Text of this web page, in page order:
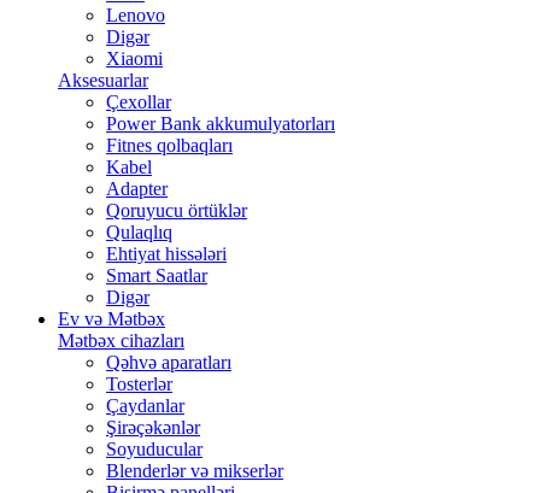
Lenovo
Digər
Xiaomi
Aksesuarlar
Çexollar
Power Bank akkumulyatorları
Fitnes qolbaqları
Kabel
Adapter
Qoruyucu örtüklər
Qulaqlıq
Ehtiyat hissələri
Smart Saatlar
Digər
Ev və Mətbəx
Mətbəx cihazları
Qəhvə aparatları
Tosterlər
Çaydanlar
Şirəçəkənlər
Soyuducular
Blenderlər və mikserlər